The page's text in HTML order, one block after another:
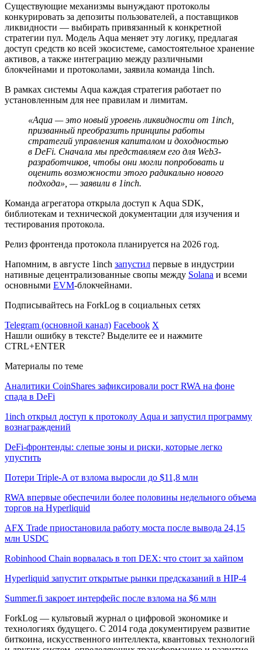
Существующие механизмы вынуждают протоколы
конкурировать за депозиты пользователей, а поставщиков
ликвидности — выбирать привязанный к конкретной
стратегии пул. Модель Aqua меняет эту логику, предлагая
доступ средств ко всей экосистеме, самостоятельное хранение
активов, а также интеграцию между различными
блокчейнами и протоколами, заявила команда 1inch.
В рамках системы Aqua каждая стратегия работает по
установленным для нее правилам и лимитам.
«Aqua — это новый уровень ликвидности от 1inch,
призванный преобразить принципы работы
стратегий управления капиталом и доходностью
в DeFi. Сначала мы представляем его для Web3-
разработчиков, чтобы они могли попробовать и
оценить возможности этого радикально нового
подхода», — заявили в 1inch.
Команда агрегатора открыла доступ к Aqua SDK,
библиотекам и технической документации для изучения и
тестирования протокола.
Релиз фронтенда протокола планируется на 2026 год.
Напомним, в августе 1inch запустил первые в индустрии
нативные децентрализованные свопы между Solana и всеми
основными EVM-блокчейнами.
Подписывайтесь на ForkLog в социальных сетях
Telegram (основной канал) Facebook X
Нашли ошибку в тексте? Выделите ее и нажмите
CTRL+ENTER
Материалы по теме
Аналитики CoinShares зафиксировали рост RWA на фоне
спада в DeFi
1inch открыл доступ к протоколу Aqua и запустил программу
вознаграждений
DeFi-фронтенды: слепые зоны и риски, которые легко
упустить
Потери Triple-A от взлома выросли до $11,8 млн
RWA впервые обеспечили более половины недельного объема
торгов на Hyperliquid
AFX Trade приостановила работу моста после вывода 24,15
млн USDC
Robinhood Chain ворвалась в топ DEX: что стоит за хайпом
Hyperliquid запустит открытые рынки предсказаний в HIP-4
Summer.fi закроет интерфейс после взлома на $6 млн
ForkLog — культовый журнал о цифровой экономике и
технологиях будущего. С 2014 года документируем развитие
биткоина, искусственного интеллекта, квантовых технологий